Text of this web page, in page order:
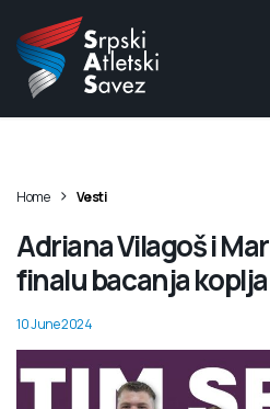
Home > Vesti
Adriana Vilagoš i
finalu bacanja koplja
10 June 2024